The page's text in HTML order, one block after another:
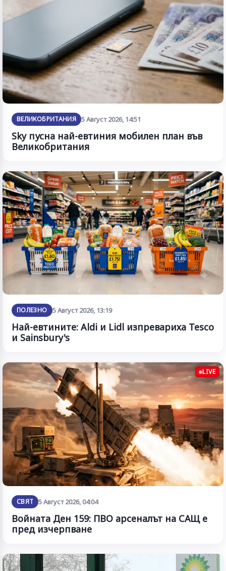
ВЕЛИКОБРИТАНИЯ 5 Август 2026, 14:51
Sky пусна най-евтиния мобилен план във
Великобритания
ПОЛЕЗНО 5 Август 2026, 13:19
Най-евтините: Aldi и Lidl изпревариха Tesco
и Sainsbury's
LIVE
СВЯТ 5 Август 2026, 04:04
Войната Ден 159: ПВО арсеналът на САЩ е
пред изчерпване